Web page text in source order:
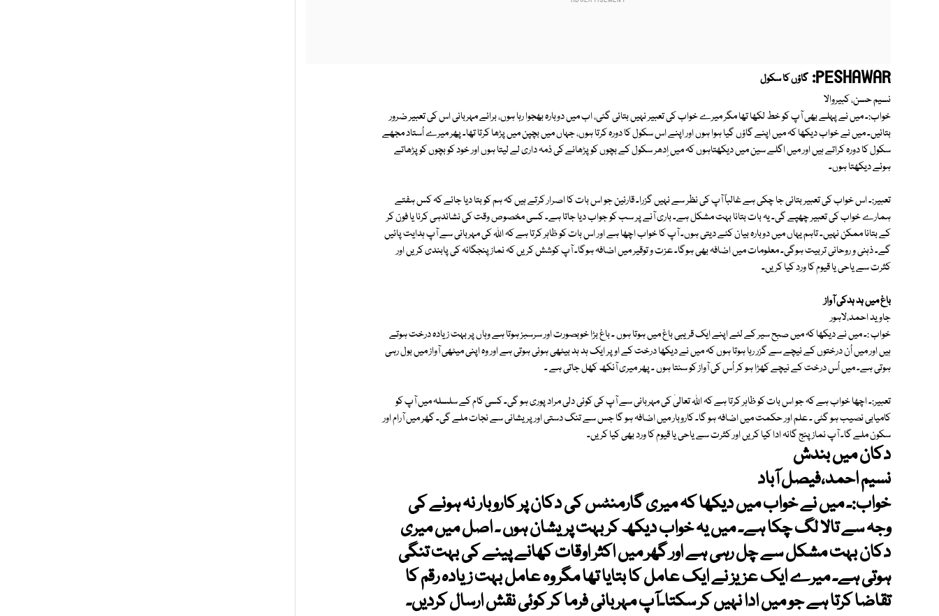
PESHAWAR: گاؤں کا سکول
نسیم حسن، کبیروالا
خواب:۔ میں نے پہلے بھی آپ کو خط لکھا تھا مگر میرے خواب کی تعبیر نہیں بتائی گئی، اب میں دوبارہ بھجوا رہا ہوں، برائے مہربانی اس کی تعبیر ضرور
بتائیں۔ میں نے خواب دیکھا کہ میں اپنے گاؤں گیا ہوا ہوں اور اپنے اس سکول کا دورہ کرتا ہوں، جہاں میں بچپن میں پڑھا کرتا تھا۔ پھر میرے اُستاد مجھے
سکول کا دورہ کراتے ہیں اور میں اگلے سین میں دیکھتاہوں کہ میں اِدھر سکول کے بچوں کو پڑھانے کی ذمہ داری لے لیتا ہوں اور خود کو بچوں کو پڑھاتے
ہوئے دیکھتا ہوں۔
تعبیر:۔ اس خواب کی تعبیر بتائی جا چکی ہے غالباً آپ کی نظر سے نہیں گزرا۔ قارئین جو اس بات کا اصرار کرتے ہیں کہ ہم کو بتا دیا جائے کہ کس ہفتے
ہمارے خواب کی تعبیر چھپے گی۔ یہ بات بتانا بہت مشکل ہے۔ باری آنے پر سب کو جواب دیا جاتا ہے۔ کسی مخصوص وقت کی نشاندہی کرنا یا فون کر
کے بتانا ممکن نہیں۔ تاہم یہاں میں دوبارہ بیان کئے دیتی ہوں۔ آپ کا خواب اچھا ہے اور اس بات کو ظاہر کرتا ہے کہ اللہ کی مہربانی سے آپ ہدایت پائیں
گے۔ ذہنی و روحانی تربیت ہوگی۔ معلومات میں اضافہ بھی ہوگا۔ عزت و توقیر میں اضافہ ہوگا۔ آپ کوشش کریں کہ نماز پنجگانہ کی پابندی کریں اور
کثرت سے یاحی یا قیوم کا ورد کیا کریں۔
باغ میں ہد ہدکی آواز
جاوید احمد،لاہور
خواب :۔ میں نے دیکھا کہ میں صبح سیر کے لئے اپنے ایک قریبی باغ میں ہوتا ہوں ۔ باغ بڑا خوبصورت اور سرسبز ہوتا ہے وہاں پر بہت زیادہ درخت ہوتے
ہیں اور میں اُن درختوں کے نیچے سے گزر رہا ہوتا ہوں کہ میں نے دیکھا درخت کے اوپر ایک ہد ہد بیٹھی ہوئی ہوتی ہے اور وہ اپنی میٹھی آواز میں بول رہی
ہوتی ہے۔ میں اُس درخت کے نیچے کھڑا ہو کر اُس کی آواز کو سنتا ہوں ۔ پھر میری آنکھ کھل جاتی ہے ۔
تعبیر:۔ اچھا خواب ہے کہ جو اس بات کو ظاہر کرتا ہے کہ اللہ تعالیٰ کی مہربانی سے آپ کی کوئی دلی مراد پوری ہو گی۔ کسی کام کے سلسلہ میں آپ کو
کامیابی نصیب ہو گئی ۔ علم اور حکمت میں اضافہ ہو گا۔ کاروبار میں اضافہ ہو گا جس سے تنگ دستی اور پریشانی سے نجات ملے گی۔ گھر میں آرام اور
سکون ملے گا۔ آپ نماز پنج گانہ ادا کیا کریں اور کثرت سے یاحی یا قیوم کا ورد بھی کیا کریں۔
دکان میں بندش
نسیم احمد،فیصل آباد
خواب:۔ میں نے خواب میں دیکھا کہ میری گارمنٹس کی دکان پر کاروبار نہ ہونے کی
وجہ سے تالا لگ چکا ہے۔ میں یہ خواب دیکھ کر بہت پریشان ہوں ۔ اصل میں میری
دکان بہت مشکل سے چل رہی ہے اور گھر میں اکثر اوقات کھانے پینے کی بہت تنگی
ہوتی ہے۔ میرے ایک عزیز نے ایک عامل کا بتایا تھا مگر وہ عامل بہت زیادہ رقم کا
تقاضا کرتا ہے جو میں ادا نہیں کر سکتا۔آپ مہربانی فرما کر کوئی نقش ارسال کردیں۔